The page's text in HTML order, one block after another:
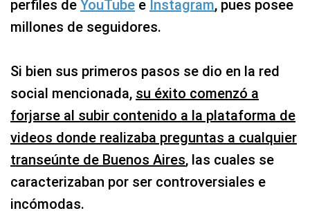
perfiles de YouTube e Instagram, pues posee
millones de seguidores.
Si bien sus primeros pasos se dio en la red
social mencionada, su éxito comenzó a
forjarse al subir contenido a la plataforma de
videos donde realizaba preguntas a cualquier
transeúnte de Buenos Aires, las cuales se
caracterizaban por ser controversiales e
incómodas.